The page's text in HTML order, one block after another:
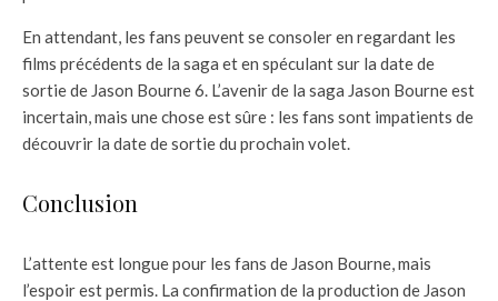
En attendant, les fans peuvent se consoler en regardant les
films précédents de la saga et en spéculant sur la date de
sortie de Jason Bourne 6. L’avenir de la saga Jason Bourne est
incertain, mais une chose est sûre : les fans sont impatients de
découvrir la date de sortie du prochain volet.
Conclusion
L’attente est longue pour les fans de Jason Bourne, mais
l’espoir est permis. La confirmation de la production de Jason